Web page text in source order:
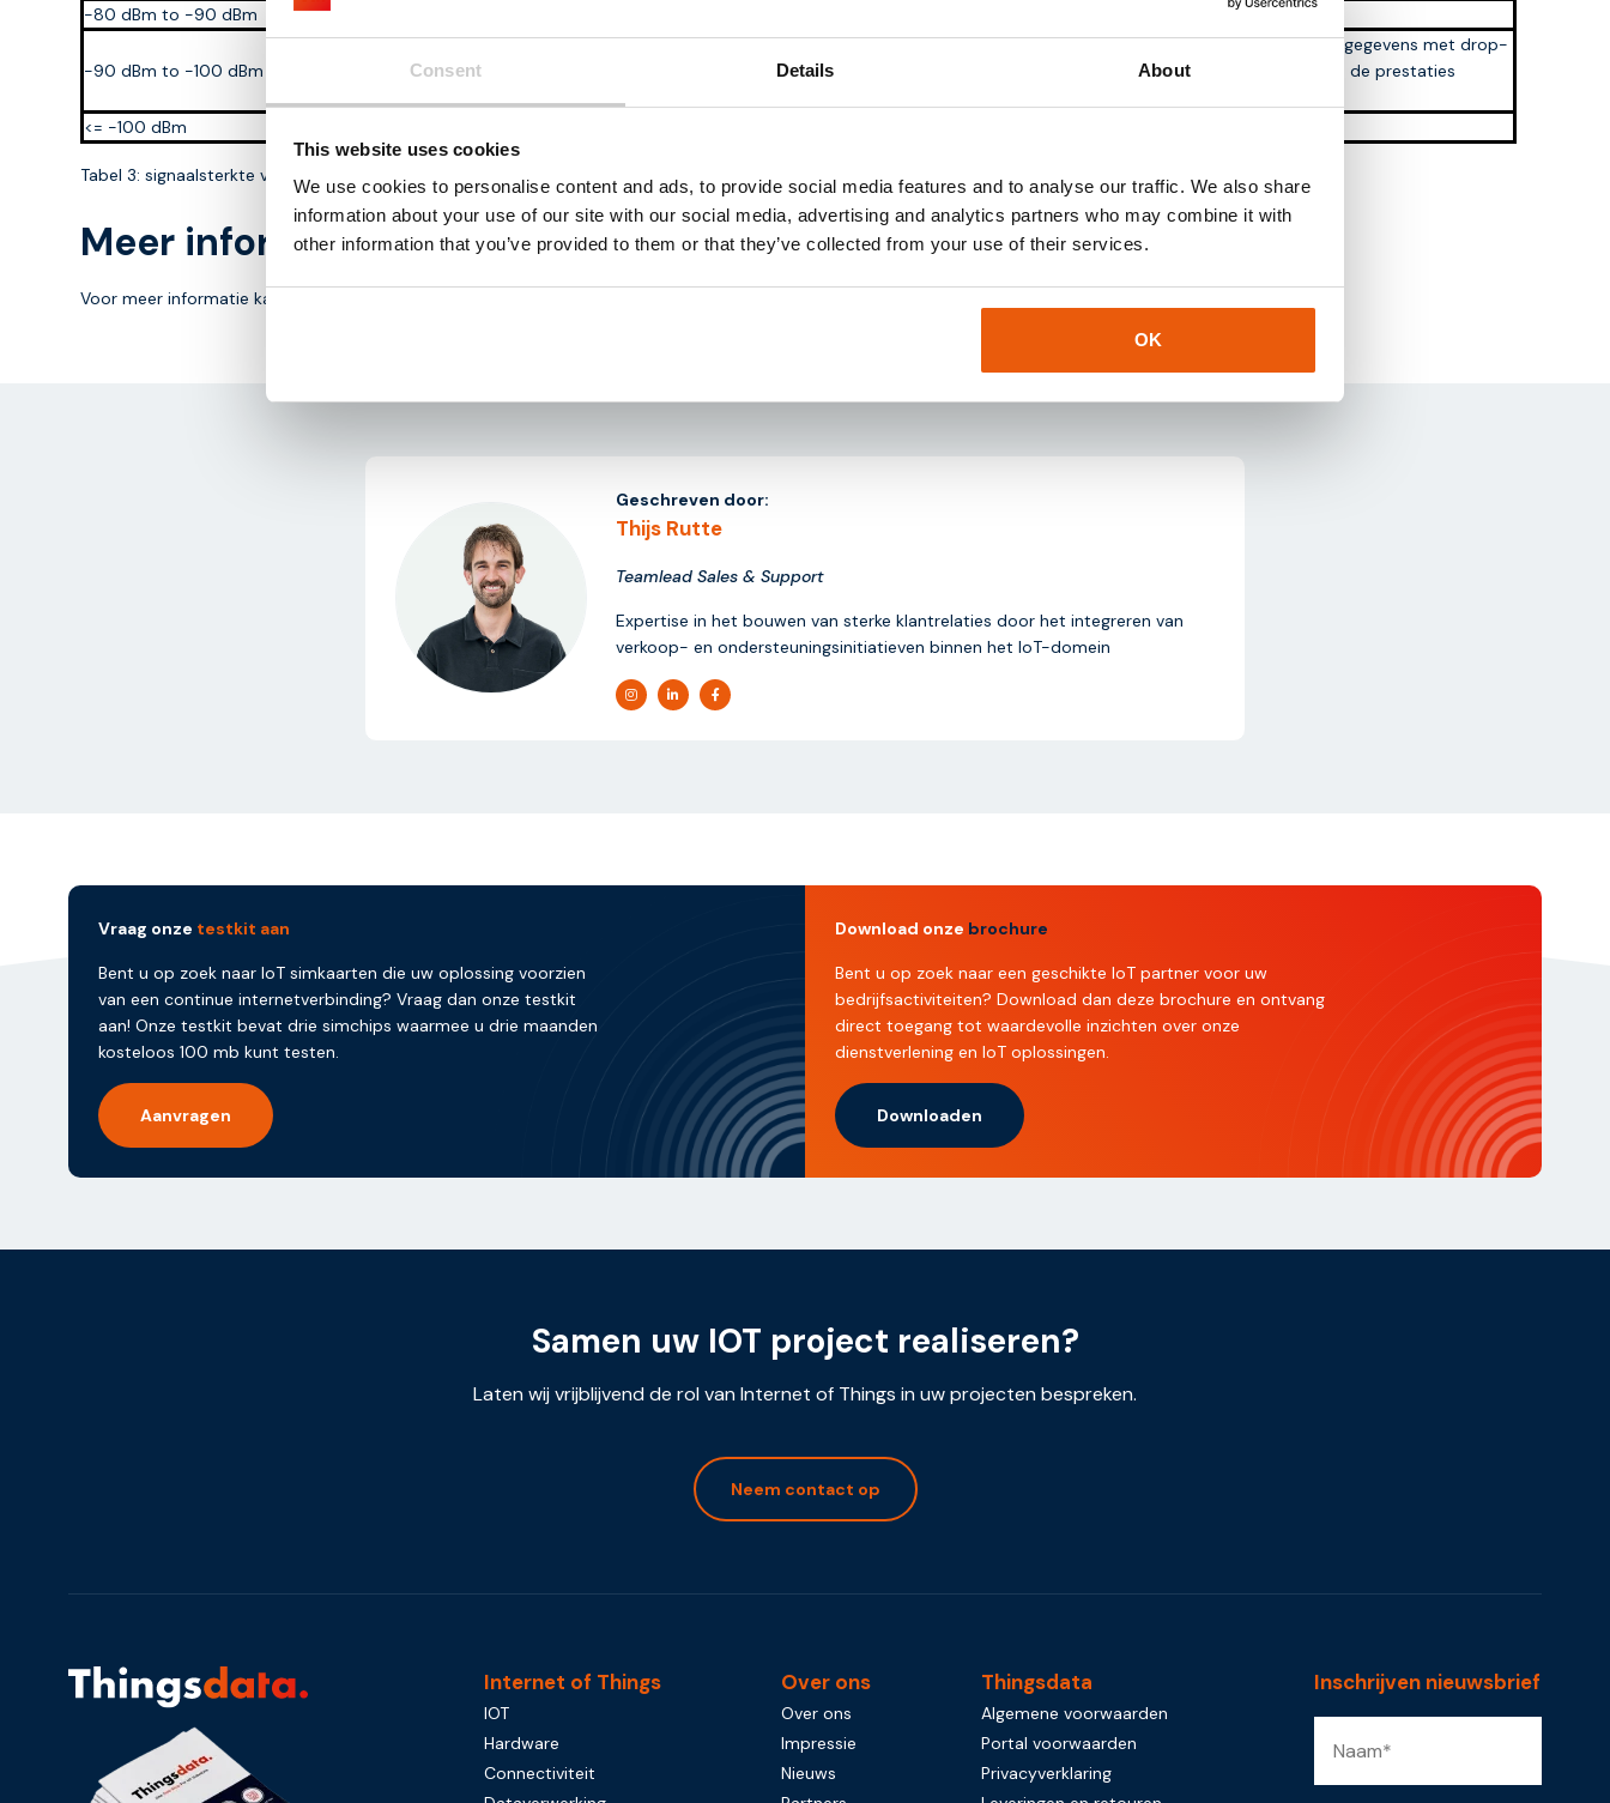
Consent Details About
This website uses cookies
We use cookies to personalise content and ads, to provide social media features and to analyse our traffic. We also share
information about your use of our site with our social media, advertising and analytics partners who may combine it with
other information that you’ve provided to them or that they’ve collected from your use of their services.
OK
-80 dBm to -90 dBm
-90 dBm to -100 dBm
Betrouwbare gegevenssnelheden kunnen worden bereikt, maar marginale gegevens met drop-
outs zijn mogelijk. Wanneer deze waarde in de buurt komt van -100, zullen de prestaties
<= -100 dBm
Tabel 3: signaalsterkte van RSRP
Meer informatie
Voor meer informatie kan er contact worden opgenomen via het telefoonnummer
Geschreven door:
Thijs Rutte
Teamlead Sales & Support
Expertise in het bouwen van sterke klantrelaties door het integreren van
verkoop- en ondersteuningsinitiatieven binnen het IoT-domein
Vraag onze testkit aan
Bent u op zoek naar IoT simkaarten die uw oplossing voorzien
van een continue internetverbinding? Vraag dan onze testkit
aan! Onze testkit bevat drie simchips waarmee u drie maanden
kosteloos 100 mb kunt testen.
Aanvragen
Download onze brochure
Bent u op zoek naar een geschikte IoT partner voor uw
bedrijfsactiviteiten? Download dan deze brochure en ontvang
direct toegang tot waardevolle inzichten over onze
dienstverlening en IoT oplossingen.
Downloaden
Samen uw IOT project realiseren?
Laten wij vrijblijvend de rol van Internet of Things in uw projecten bespreken.
Neem contact op
Internet of Things
IOT
Hardware
Connectiviteit
Over ons
Over ons
Impressie
Nieuws
Thingsdata
Algemene voorwaarden
Portal voorwaarden
Privacyverklaring
Inschrijven nieuwsbrief